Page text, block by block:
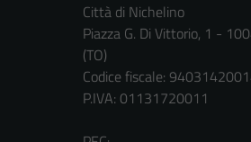
Città di Nichelino
Piazza G. Di Vittorio, 1 -
(TO)
Codice fiscale:
P.IVA: 01131720011